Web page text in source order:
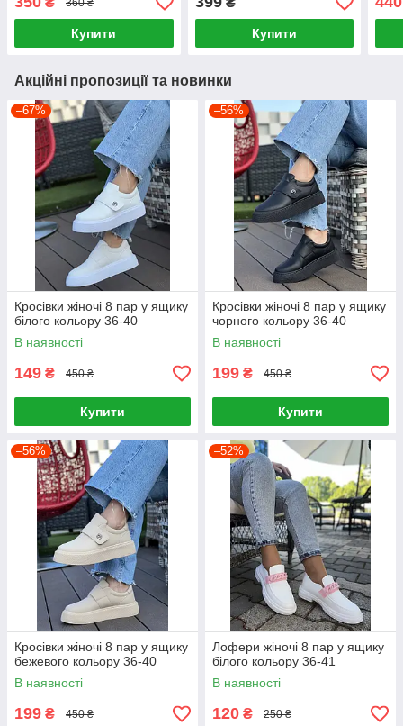
360 ₴
Купити Купити
Акційні пропозиції та новинки
–67%
Кросівки жіночі 8 пар у ящику
білого кольору 36-40
В наявності
149 ₴ 450 ₴
Купити
–56%
Кросівки жіночі 8 пар у ящику
чорного кольору 36-40
В наявності
199 ₴ 450 ₴
Купити
–56%
Кросівки жіночі 8 пар у ящику
бежевого кольору 36-40
В наявності
199 ₴ 450 ₴
–52%
Лофери жіночі 8 пар у ящику
білого кольору 36-41
В наявності
120 ₴ 250 ₴